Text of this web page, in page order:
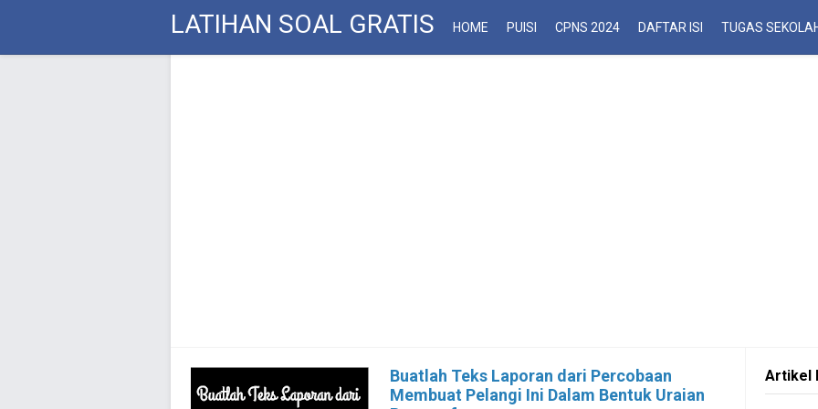
LATIHAN SOAL GRATIS HOME PUISI CPNS 2024 DAFTAR ISI TUGAS
Buatlah Teks Laporan dari Percobaan
Membuat Pelangi Ini Dalam Bentuk Uraian
Artikel